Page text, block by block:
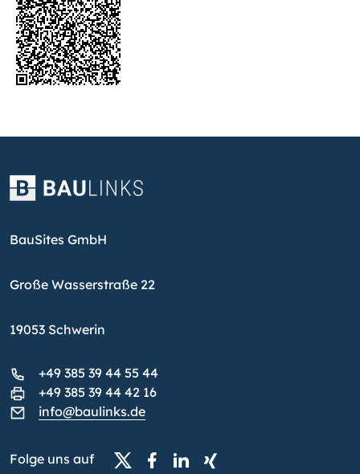
BauSites GmbH
Große Wasserstraße 22
19053 Schwerin
+49 385 39 44 55 44
+49 385 39 44 42 16
info@baulinks.de
Folge uns auf